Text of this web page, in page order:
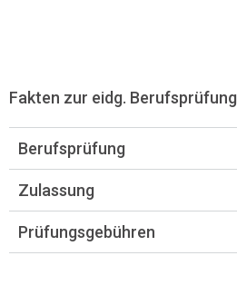
Fakten zur eidg. Berufsprüfung
Berufsprüfung
Zulassung
Prüfungsgebühren